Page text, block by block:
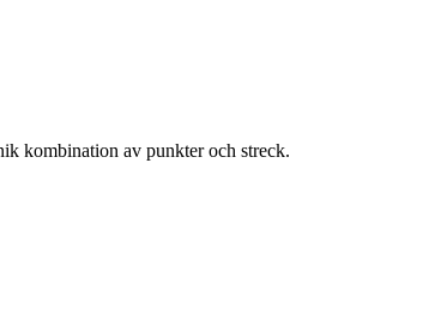
kombination av punkter och streck.